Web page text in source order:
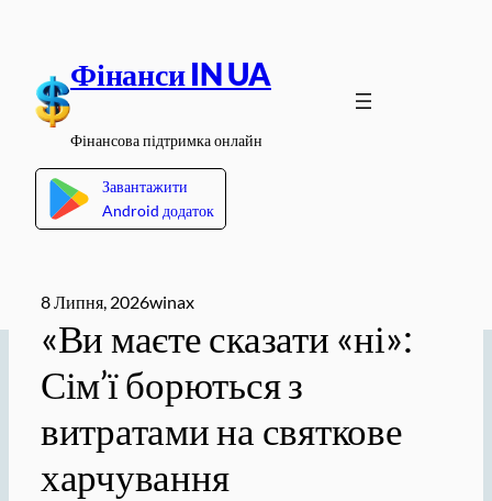
вмісту
Фінанси IN UA
Фінансова підтримка онлайн
Завантажити
Android додаток
8 Липня, 2026winax
«Ви маєте сказати «ні»:
Сім’ї борються з
витратами на святкове
харчування